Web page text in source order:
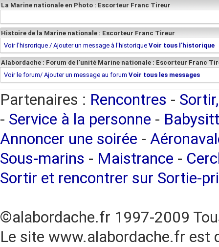
La Marine nationale en Photo : Escorteur Franc Tireur
Histoire de la Marine nationale : Escorteur Franc Tireur
Voir l'hisrorique / Ajouter un message à l'historique Voir tous l'historique
Alabordache : Forum de l'unité Marine nationale : Escorteur Franc
Voir le forum/ Ajouter un message au forum Voir tous les messages
Partenaires : Rencontres -
- Service à la personne -
Annoncer une soirée -
Sous-marins - Maistrance -
Sortir et rencontrer sur Sortie-
©alabordache.fr 1997-2009
Le site www.alabordache.fr est